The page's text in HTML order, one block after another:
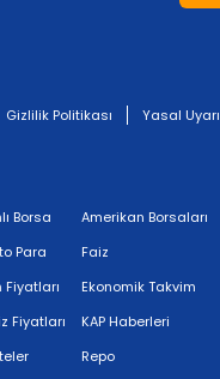
Gizlilik Politikası Yasal Uyarı
Borsa
Para
Fiyatları
Fiyatları
Amerikan Borsaları
Faiz
Ekonomik Takvim
KAP Haberleri
Repo